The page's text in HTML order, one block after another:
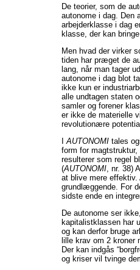
De teorier, som de
autonome i dag. Den
arbejderklasse i dag
klasse, der kan
Men hvad der virker
tiden har præget de
lang, når man tager
autonome i dag blot
ikke kun er
alle undtagen staten
samler og forener
er ikke de materielle
revolutionære
AUTONOMI tales
form for
resulterer som regel
(AUTONOMI , nr. 38)
at blive mere effektiv.
grundlæggende. For
sidste ende en
De autonome ser
kapitalistklassen har
og kan derfor bruge
lille krav om 2 kroner
Der kan indgås
og kriser vil tvinge